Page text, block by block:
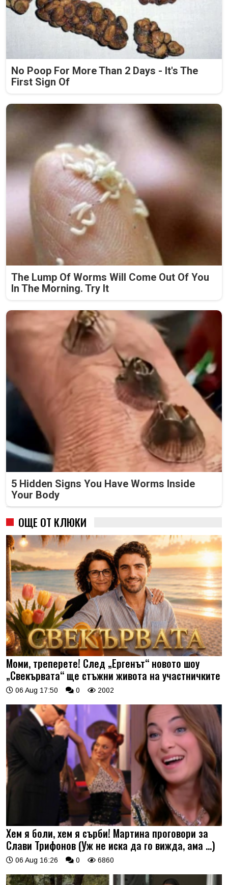
No Poop For More Than 2 Days - It's The
First Sign Of
The Lump Of Worms Will Come Out Of You
In The Morning. Try It
5 Hidden Signs You Have Worms Inside
Your Body
ОЩЕ ОТ КЛЮКИ
Моми, треперете! След „Ергенът“ новото шоу
„Свекървата“ ще стъжни живота на участничките
06 Aug 17:50 0 2002
Хем я боли, хем я сърби! Мартина проговори за
Слави Трифонов (Уж не иска да го вижда, ама …)
06 Aug 16:26 0 6860